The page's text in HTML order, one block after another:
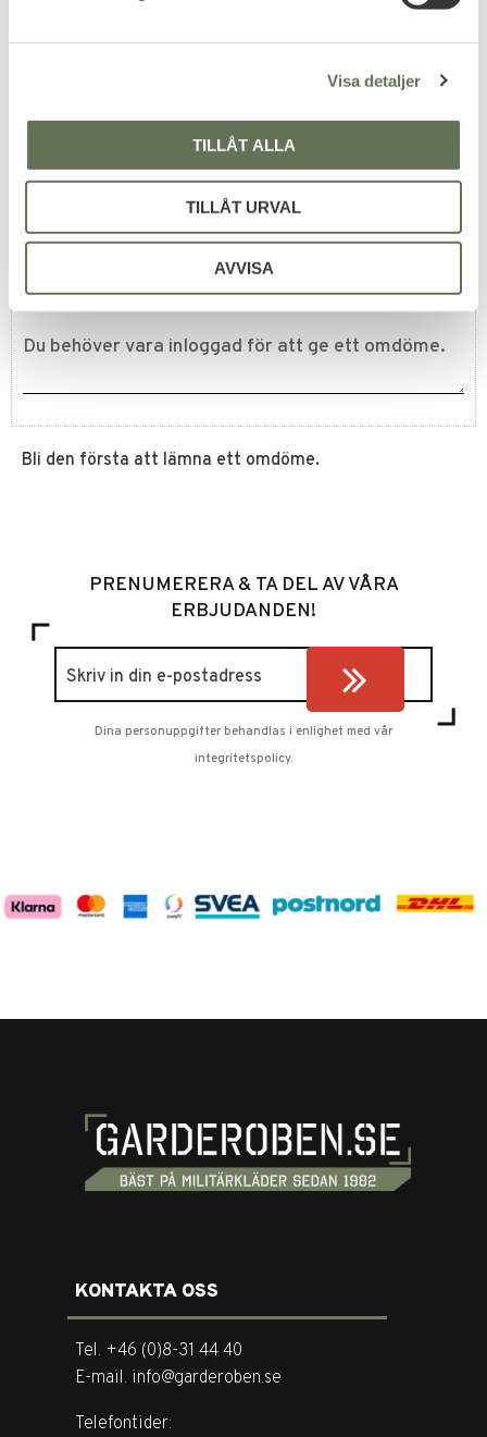
Visa detaljer
TILLÅT ALLA
TILLÅT URVAL
AVVISA
Omdömen
Bli den första att lämna ett omdöme.
Wesson M&P9 2.0 T4E
PRENUMERERA & TA DEL AV VÅRA
ERBJUDANDEN!
Dina personuppgifter behandlas i enlighet med vår
integritetspolicy.
KONTAKTA OSS
Tel. +46 (0)8-31 44 40
E-mail. info@garderoben.se
Telefontider: